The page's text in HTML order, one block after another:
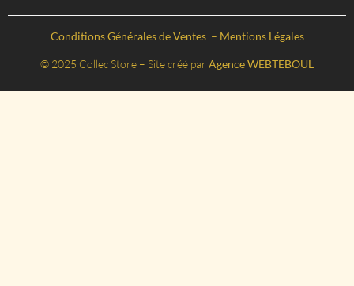
Conditions Générales de Ventes – Mentions Légales
© 2025 Collec Store – Site créé par Agence WEBTEBOUL